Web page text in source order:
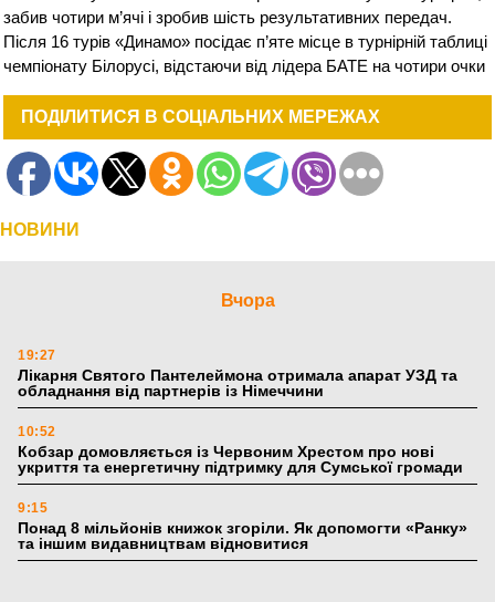
забив чотири м’ячі і зробив шість результативних передач.
Після 16 турів «Динамо» посідає п’яте місце в турнірній таблиці
чемпіонату Білорусі, відстаючи від лідера БАТЕ на чотири очки
ПОДІЛИТИСЯ В СОЦІАЛЬНИХ МЕРЕЖАХ
НОВИНИ
Вчора
19:27
Лікарня Святого Пантелеймона отримала апарат УЗД та
обладнання від партнерів із Німеччини
10:52
Кобзар домовляється із Червоним Хрестом про нові
укриття та енергетичну підтримку для Сумської громади
9:15
Понад 8 мільйонів книжок згоріли. Як допомогти «Ранку»
та іншим видавництвам відновитися